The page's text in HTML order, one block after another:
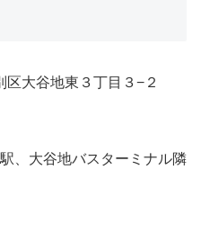
大谷地東３丁目３−２
、大谷地バスターミナル隣